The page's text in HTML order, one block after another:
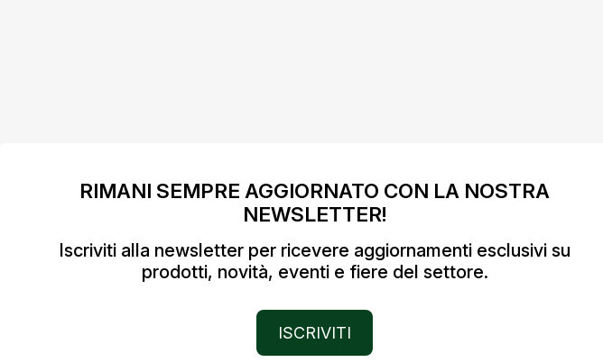
RIMANI SEMPRE AGGIORNATO CON LA NOSTRA
NEWSLETTER!
Iscriviti alla newsletter per ricevere aggiornamenti esclusivi su
prodotti, novità, eventi e fiere del settore.
ISCRIVITI